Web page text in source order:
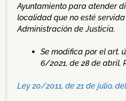
Ayuntamiento para atender
localidad que no esté
Administración de Justicia.
Se modifica por el art.
6/2021, de 28 de abril.
Ley 20/2011, de 21 de julio,